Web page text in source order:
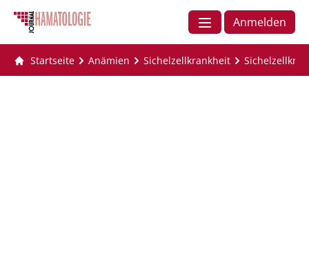
Anmelden
Startseite Anämien Sichelzellkrankheit